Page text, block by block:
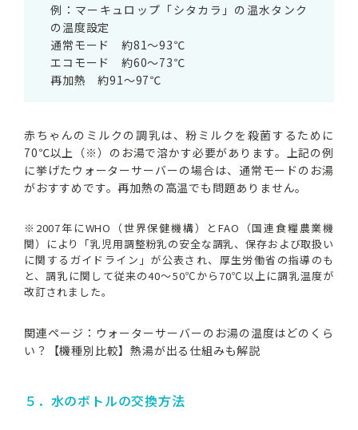
例：マーキュロップ「シタカラ」の温水タンク
の温度設定
通常モード 約81～93℃
エコモード 約60～73℃
再加熱 約91～97℃
赤ちゃんのミルクの調乳は、粉ミルクを殺菌するために
70℃以上（※）のお湯で溶かす必要があります。上記の例
に挙げたウォーターサーバーの場合は、通常モードのお湯
がおすすめです。再加熱の高温でも問題ありません。
※2007年にWHO（世界保健機構）とFAO（国連食糧農業機
関）により「乳児用調整粉乳の安全な調乳、保存および取扱い
に関するガイドライン」が公表され、厚生労働省の指導のも
と、調乳に関して従来の40～50℃から70℃以上に調乳温度が
改訂されました。
関連ページ： ウォーターサーバーのお湯の温度はどのくら
い？【機種別比較】熱湯が出る仕組みも解説
５．水のボトルの交換方法